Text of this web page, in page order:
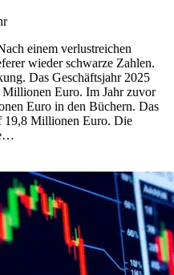
einem verlustreichen
wieder schwarze Zahlen.
Das Geschäftsjahr 2025
Euro. Im Jahr zuvor
Euro in den Büchern. Das
19,8 Millionen Euro. Die